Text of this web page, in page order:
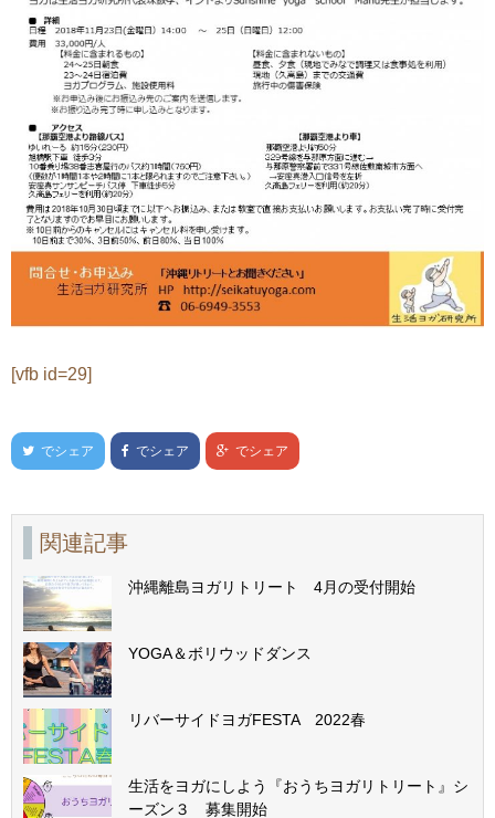
[vfb id=29]
でシェア でシェア でシェア
関連記事
沖縄離島ヨガリトリート 4月の受付開始
YOGA＆ボリウッドダンス
リバーサイドヨガFESTA 2022春
生活をヨガにしよう『おうちヨガリトリート』シ
ーズン３ 募集開始